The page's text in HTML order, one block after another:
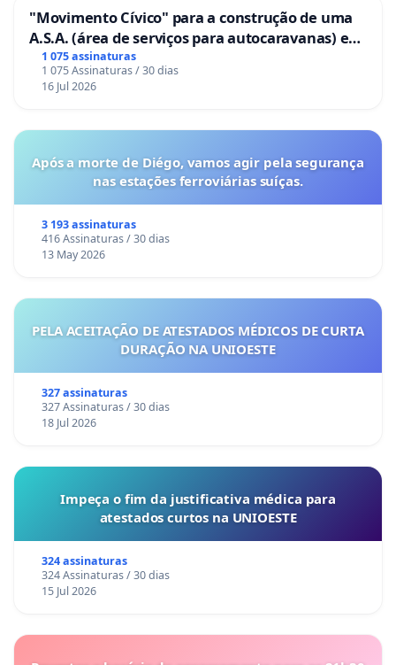
"Movimento Cívico" para a construção de uma
A.S.A. (área de serviços para autocaravanas) em
Coimbra
1 075 assinaturas
1 075 Assinaturas / 30 dias
16 Jul 2026
Após a morte de Diégo, vamos agir pela segurança
nas estações ferroviárias suíças.
3 193 assinaturas
416 Assinaturas / 30 dias
13 May 2026
PELA ACEITAÇÃO DE ATESTADOS MÉDICOS DE CURTA
DURAÇÃO NA UNIOESTE
327 assinaturas
327 Assinaturas / 30 dias
18 Jul 2026
Impeça o fim da justificativa médica para
atestados curtos na UNIOESTE
324 assinaturas
324 Assinaturas / 30 dias
15 Jul 2026